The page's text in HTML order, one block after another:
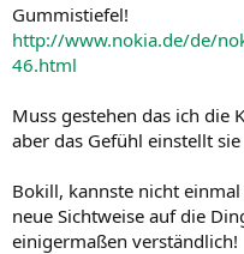
Gummistiefel!
http://www.nokia.de/de/
46.html
Muss gestehen das ich die
aber das Gefühl einstellt
Bokill, kannste nicht
neue Sichtweise auf die
einigermaßen verständlich!